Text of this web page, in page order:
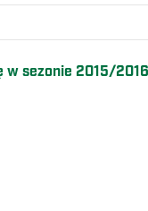
sezonie 2015/